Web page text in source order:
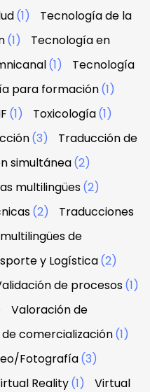
(1)
Tecnología de la
(1)
Tecnología en
(1)
Tecnología
para formación(1)
(1) Toxicología(1)
(3)
Traducción de
simultánea(2)
multilingües(2)
(2)
Traducciones
de
y Logística(2)
de procesos(1)
Valoración de
comercialización(1)
Fotografía(3)
Reality(1)
Virtual